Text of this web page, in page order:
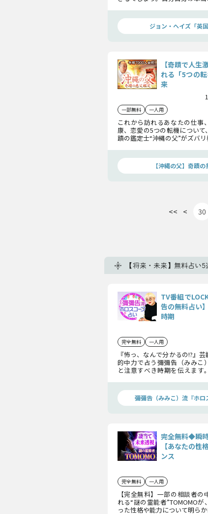
を徹底鑑定いたします！
ジョン・ヘイズ「英国
【奇蹟で人生
れる「5つの
来
一部無料 一人用
これから訪れるあなたの仕事
康、恋愛の5つの転機につい
蹟の鑑定士“沖縄の父”がズバ
んか？
【沖縄の父】奇蹟
<< < 30
【将来・未来】無料占い5
TV番組で
告の無料占い
時期
完全無料 一人用
『怖っ、なんで分かるの!?』
的中力で占う彌彌告（みみこ
と注意すべき時期を伝えます
踏み出してみませんか？
彌彌告（みみこ）流『ホロ
完全無料◆瞬
【あなたの性
ンス
完全無料 一人用
【完全無料】一部の相談者の
れる“謎の霊能者”TOMOMO
った性格や能力について明ら